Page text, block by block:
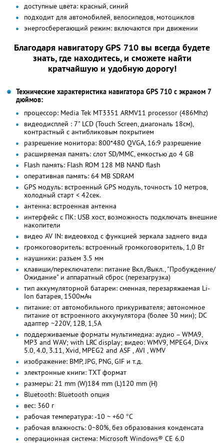
доступные цвета: красный, синий
подходит для автомобилей, велосипедов, мотоциклов
энергосберегающий режим: включаются при движении
Благодаря навигатору GPS 710 вы всегда будете
знать, где находитесь, и сможете найти
кратчайшую и удобную дорогу!
Технические характеристика навигатора GPS 710 с экраном 7
дюймов:
процессор: Media Tek MT3351 ARMV11 processor (486Mhz)
видеодисплей : 7" LCD (Touch Screen, диагональ 18см),
контрастный с антибликовым покрытием
разрешение монитора: 800*480 QVGA, 16:9 разрешение
расширяемая память: слот SD/MMC, емкостью до 4 GB
Flash память: Flash ROM 128 MB NAND flash
оперативная память: 64 MB SDRAM
GPS модуль: встроенный GPS модуль, точность 10 метров,
холодный старт < 42сек.
антенна: встроенная антенна
интерфейс с ПК: USB хост, возможность подключать внешние
накопители
видео AV IN: видеовход с функцией зеркала заднего вида
громкоговоритель: встроенный громкоговоритель, 1,0 Вт
наушники: разъем 3.5 мм
клавиши/переключатели: питание Вкл./Выкл., "Пробуждение/
Ожидание" и аппаратный сброс (перезагрузка)
тип аккумуляторной батареи: сменная, перезаряжаемая Li-
Ion батарея, 1500мАч
питание: от автомобильного прикуривателя; автономное
питание от встроенного аккумулятора (более 30 мин); DC
адаптер ~220V, 12В, 1,5A
поддерживаемые форматы мультимедиа: аудио – WMA9,
MP3 and WAV; with LRC display; видео: WMV9, MPEG4, Divx
5.0, 4.0, 3.11, Xvid, MPEG2 and ASF , AVI , WMV
изображение: BMP, JPG, PNG, GIF и т.д.
электронные книги: TXT формат
размеры: 21 mm (W)184 mm (L)120 mm (H)
Bluetooth: Bluetooth опция
вес: 360 г
рабочая температура: -10 ~ +60 °C
рабочая влажность: 0~80%, без образования конденсата
операционная система: Microsoft Windows® CE 6.0